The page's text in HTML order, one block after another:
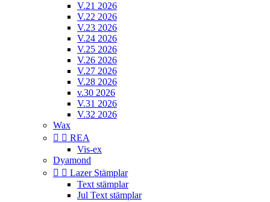
V.21 2026
V.22 2026
V.23 2026
V.24 2026
V.25 2026
V.26 2026
V.27 2026
V.28 2026
v.30 2026
V.31 2026
V.32 2026
Wax
  REA
Vis-ex
Dyamond
  Lazer Stämplar
Text stämplar
Jul Text stämplar